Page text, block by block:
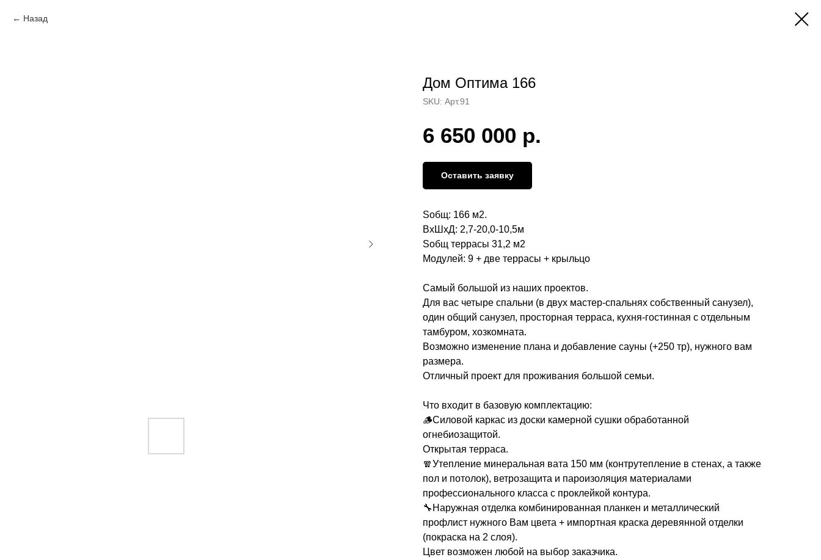
Назад
Дом Оптима 166
SKU: Арт.91
6 650 000 р.
Оставить заявку
Sобщ: 166 м2.
ВхШхД: 2,7-20,0-10,5м
Sобщ террасы 31,2 м2
Модулей: 9 + две террасы + крыльцо
Самый большой из наших проектов.
Для вас четыре спальни (в двух мастер-спальнях собственный санузел),
один общий санузел, просторная терраса, кухня-гостинная с отдельным
тамбуром, хозкомната.
Возможно изменение плана и добавление сауны (+250 тр), нужного вам
размера.
Отличный проект для проживания большой семьи.
Что входит в базовую комплектацию:
🪵Силовой каркас из доски камерной сушки обработанной
огнебиозащитой.
Открытая терраса.
🧣Утепление минеральная вата 150 мм (контрутепление в стенах, а также
пол и потолок), ветрозащита и пароизоляция материалами
профессионального класса с проклейкой контура.
🔧Наружная отделка комбинированная планкен и металлический
профлист нужного Вам цвета + импортная краска деревянной отделки
(покраска на 2 слоя).
Цвет возможен любой на выбор заказчика.